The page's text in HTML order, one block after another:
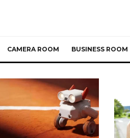
CAMERA ROOM BUSINESS ROOM